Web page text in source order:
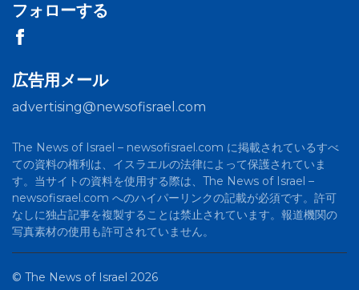
フォローする
広告用メール
advertising@newsofisrael.com
The News of Israel – newsofisrael.com に掲載されているすべ
ての資料の権利は、イスラエルの法律によって保護されていま
す。当サイトの資料を使用する際は、The News of Israel –
newsofisrael.com へのハイパーリンクの記載が必須です。許可
なしに独占記事を複製することは禁止されています。報道機関の
写真素材の使用も許可されていません。
© The News of Israel 2026